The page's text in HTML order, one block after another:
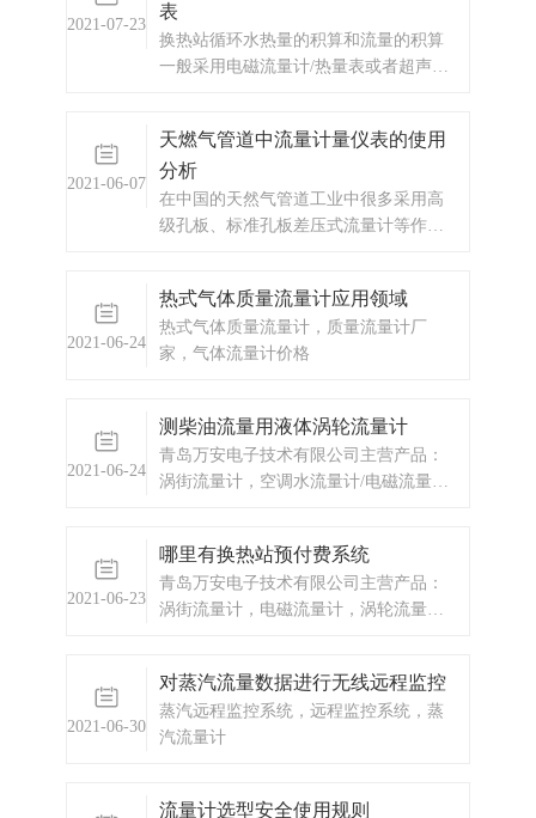
蚀性气体环境。若必须安装，须有通风
设备。4、涡街流量计应尽量避免安装在
震动
2021-07-23
表
换热站循环水热量的积算和流量的积算
一般采用电磁流量计/热量表或者超声波
2021-06-07
天燃气管道中流量计量仪表的使用
分析
在中国的天然气管道工业中很多采用高
级孔板、标准孔板差压式流量计等作为
流量计行业的迅速发展，天然气管道的
计量仪表出现多样化的发展，气体罗茨
流量计成为各大厂商竞相追逐的结算仪
2021-06-24
热式气体质量流量计应用领域
热式气体质量流量计，质量流量计厂
家，气体流量计价格
2021-06-24
测柴油流量用液体涡轮流量计
青岛万安电子技术有限公司主营产品：
涡街流量计，空调水流量计/电磁流量
厂家，涡轮流量计，显示仪表，热量
表，差压式仪表，分析仪器，水质监测
设备，压力仪表等，以及承接电气自动
2021-06-23
哪里有换热站预付费系统
青岛万安电子技术有限公司主营产品：
涡街流量计，电磁流量计，涡轮流量
压式仪表，分析仪器，水质监测设备，
压力仪表等，以及承接电气自动化项
目。
2021-06-30
对蒸汽流量数据进行无线远程监控
蒸汽远程监控系统，远程监控系统，蒸
汽流量计
流量计选型安全使用规则